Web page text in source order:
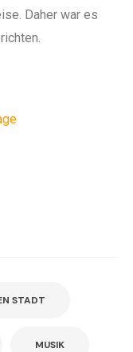
Daher war es
STADT
MUSIK